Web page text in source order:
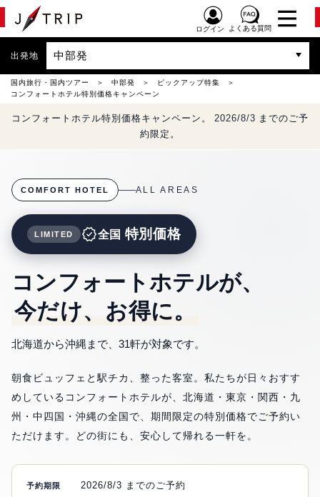
ログイン よくある質問
出発地 中部発
国内旅行・国内ツアー 中部発
ピックアップ特集
コンフォートホテル特別価格キャンペーン
コンフォートホテル特別価格キャンペーン。 2026/8/3 までのご予
約限定。
COMFORT HOTEL ALL AREAS
LIMITED verified全国 特別価格
コンフォートホテルが、
今だけ、お得に。
北海道から沖縄まで、 31軒が対象です。
朝食ビュッフェと駅チカ、整った客室。私たちが日々おすす
めしているコンフォートホテルが、北海道・東京・関西・九
州・中四国・沖縄の全国で、期間限定の特別価格でご予約い
ただけます。どの街にも、安心して帰れる一軒を。
予約期限 2026/8/3 までのご予約